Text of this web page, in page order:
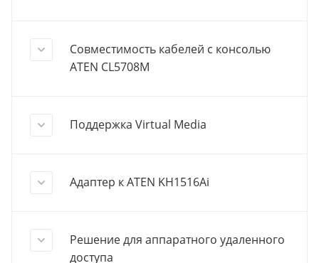
Совместимость кабелей с консолью
ATEN CL5708M
Поддержка Virtual Media
Адаптер к ATEN KH1516Ai
Решение для аппаратного удаленного
доступа